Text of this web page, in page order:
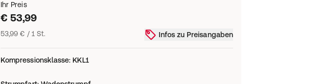
Ihr Preis
€ 53,99
53,99 € / 1 St. Infos zu Preisangaben
Kompressionsklasse: KKL1